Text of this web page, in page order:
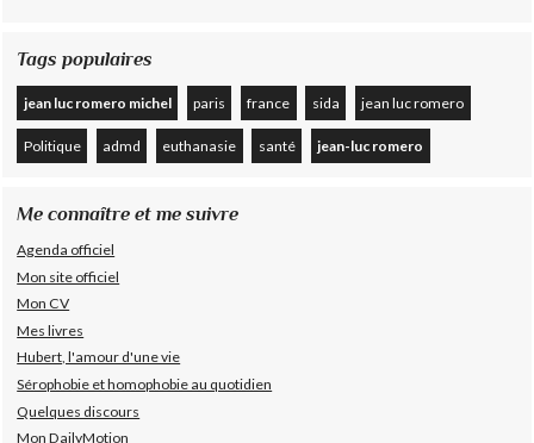
Tags populaires
jean luc romero michel paris france sida jean luc romero
Politique admd euthanasie santé jean-luc romero
Me connaître et me suivre
Agenda officiel
Mon site officiel
Mon CV
Mes livres
Hubert, l'amour d'une vie
Sérophobie et homophobie au quotidien
Quelques discours
Mon DailyMotion